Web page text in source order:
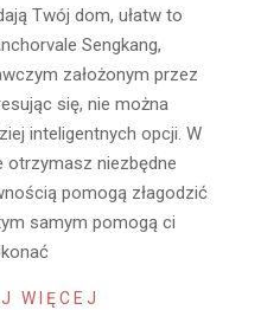
Twój dom, ułatw to
Sengkang,
założonym przez
się, nie można
inteligentnych opcji. W
otrzymasz niezbędne
pomogą złagodzić
samym pomogą ci
WIĘCEJ